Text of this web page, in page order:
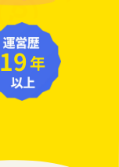
19年